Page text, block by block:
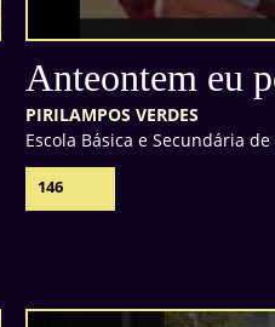
Anteontem eu
PIRILAMPOS VERDES
Escola Básica e Secundária de
146